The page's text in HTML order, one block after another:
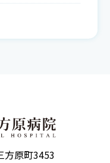
方原町3453